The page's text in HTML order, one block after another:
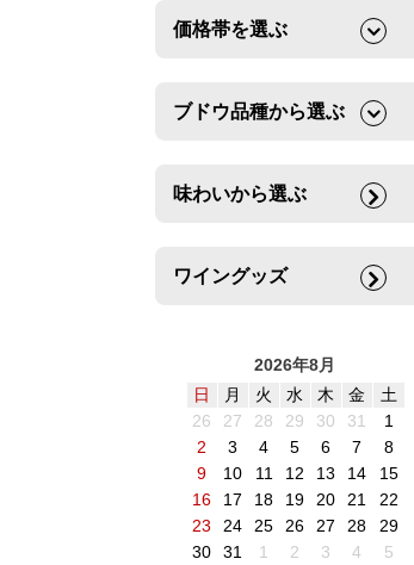
価格帯を選ぶ
ブドウ品種から選ぶ
味わいから選ぶ
ワイングッズ
2026年8月
日
月 火 水 木 金
土
26
27 28 29 30 31
1
2
3 4 5 6 7
8
9
10 11 12 13 14
15
16
17 18 19 20 21
22
23
24 25 26 27 28
29
30
31 1 2 3 4
5